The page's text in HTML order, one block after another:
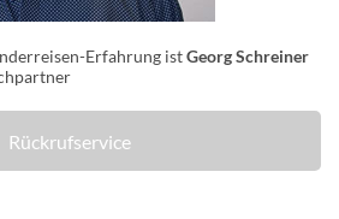
Erfahrung istGeorg Schreiner
Rückrufservice